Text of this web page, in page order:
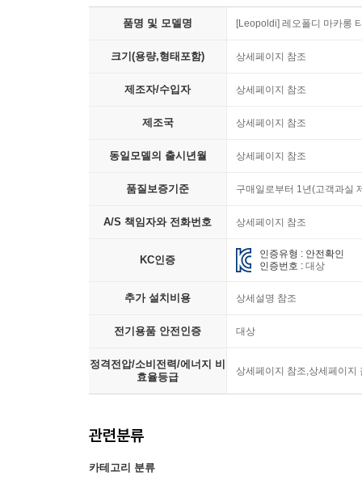
품명 및 모델명 [Leopoldi] 레오폴디 마카롱
크기(용량,형태포함) 상세페이지 참조
제조자/수입자 상세페이지 참조
제조국 상세페이지 참조
동일모델의 출시년월 상세페이지 참조
품질보증기준 구매일로부터 1년(고객과실
A/S 책임자와 전화번호 상세페이지 참조
KC인증
인증유형 : 안전확인
인증번호 :대상
추가 설치비용 상세설명 참조
전기용품 안전인증 대상
정격전압/소비전력/에너지 비
효율등급
상세페이지 참조,상세페이지
관련분류
카테고리 분류